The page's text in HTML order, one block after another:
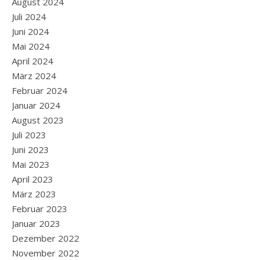
Juli 2024
Juni 2024
Mai 2024
April 2024
März 2024
Februar 2024
Januar 2024
August 2023
Juli 2023
Juni 2023
Mai 2023
April 2023
März 2023
Februar 2023
Januar 2023
Dezember 2022
November 2022